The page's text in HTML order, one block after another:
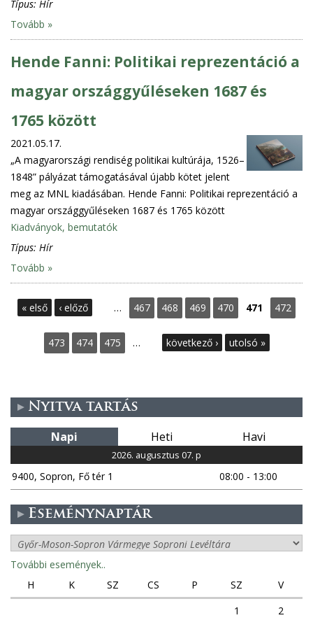
Típus: Hír
Tovább »
Hende Fanni: Politikai reprezentáció a
magyar országgyűléseken 1687 és
1765 között
2021.05.17.
„A magyarországi rendiség politikai kultúrája, 1526–
1848” pályázat támogatásával újabb kötet jelent
meg az MNL kiadásában. Hende Fanni: Politikai reprezentáció a
magyar országgyűléseken 1687 és 1765 között
Kiadványok, bemutatók
Típus: Hír
Tovább »
O
a
l
a
k
« első ‹ előző … 467 468 469 470 471 472
473 474 475 … következő › utolsó »
Nyitva tartás
Napi Heti Havi
2026. augusztus 07. p
9400, Sopron, Fő tér 1 08:00 - 13:00
Eseménynaptár
További események..
H
K SZ CS P SZ
V
1
2